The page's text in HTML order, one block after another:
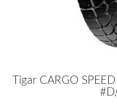
Tigar CARGO